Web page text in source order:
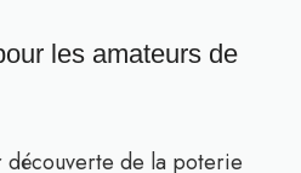
les amateurs de
découverte de la poterie